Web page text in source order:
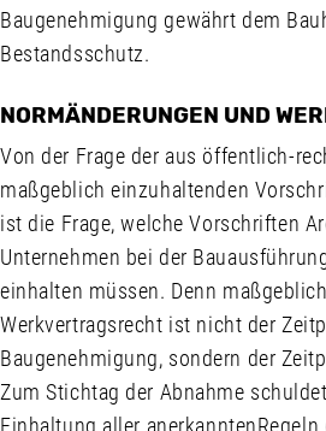
Baugenehmigung gewährt dem
Bestandsschutz.
NORMÄNDERUNGEN UND
Von der Frage der aus öffentlich-
maßgeblich einzuhaltenden
ist die Frage, welche Vorschriften
Unternehmen bei der
einhalten müssen. Denn
Werkvertragsrecht ist nicht der
Baugenehmigung, sondern der
Zum Stichtag der Abnahme
Einhaltung aller